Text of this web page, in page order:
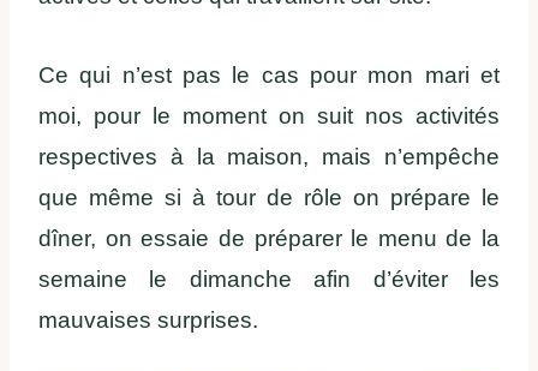
Ce qui n’est pas le cas pour mon mari et
moi, pour le moment on suit nos activités
respectives à la maison, mais n’empêche
que même si à tour de rôle on prépare le
dîner, on essaie de préparer le menu de la
semaine le dimanche afin d’éviter les
mauvaises surprises.